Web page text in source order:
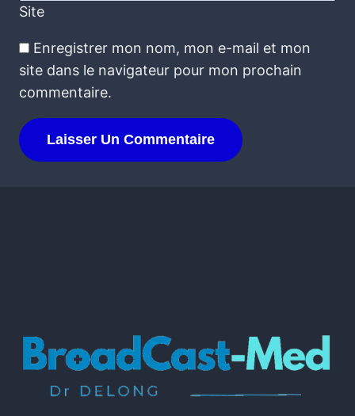
Site
Enregistrer mon nom, mon e-mail et mon
site dans le navigateur pour mon prochain
commentaire.